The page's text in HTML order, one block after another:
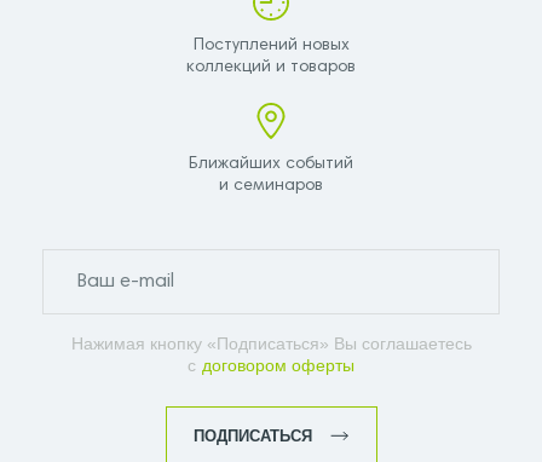
Поступлений новых
коллекций и товаров
Ближайших событий
и семинаров
Нажимая кнопку «Подписаться» Вы соглашаетесь
с договором оферты
ПОДПИСАТЬСЯ